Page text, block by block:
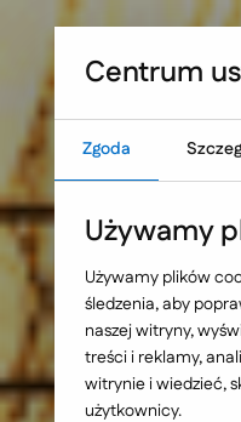
Umów warsztat UX
Sprawdź, co blokuje
Strona główna
PKP Polskie
Kolejowe
platfroma
Centrum
Zgoda
Używamy
Używamy plików
śledzenia, aby
naszej witryny,
treści i reklamy,
witrynie i wiedzieć,
użytkownicy.